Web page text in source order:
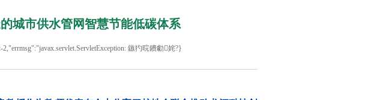
城市供水管网智慧节能低碳体系
2,"errmsg":"javax.servlet.ServletException: 鏃犳晥鐨勮姹?}